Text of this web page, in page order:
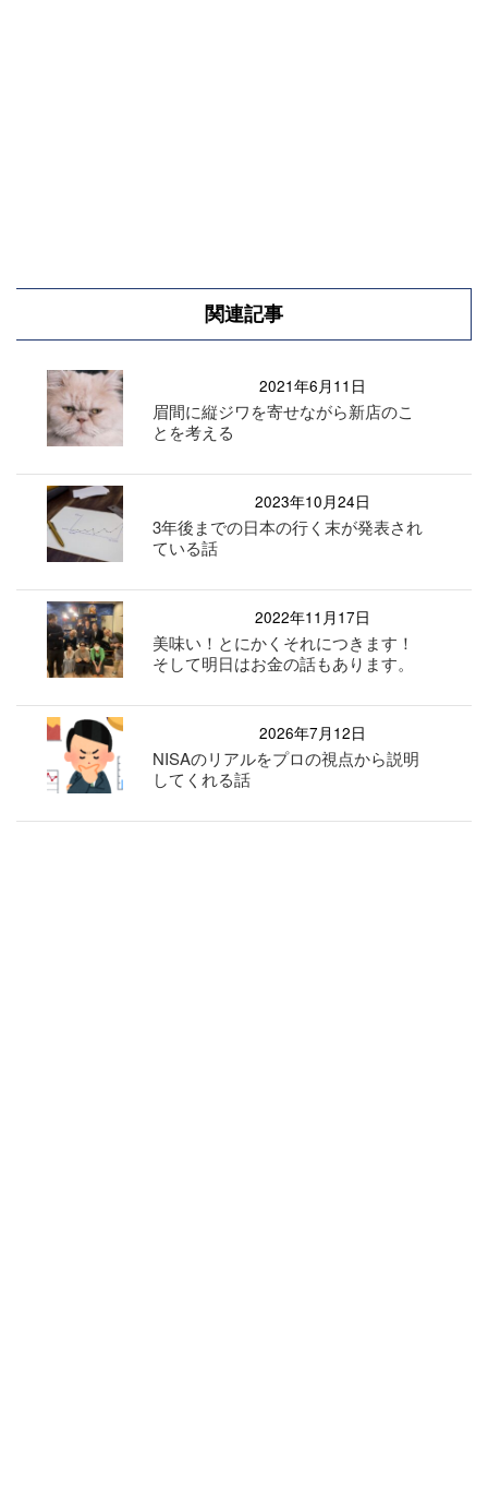
関連記事
2021年6月11日
眉間に縦ジワを寄せながら新店のこ
とを考える
2023年10月24日
3年後までの日本の行く末が発表され
ている話
2022年11月17日
美味い！とにかくそれにつきます！
そして明日はお金の話もあります。
2026年7月12日
NISAのリアルをプロの視点から説明
してくれる話